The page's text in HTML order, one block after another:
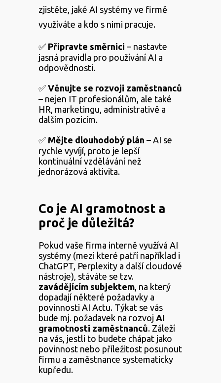
zjistěte, jaké AI systémy ve firmě
využíváte a kdo s nimi pracuje.
✅ Připravte směrnici – nastavte
jasná pravidla pro používání AI a
odpovědnosti.
✅ Věnujte se rozvoji zaměstnanců
– nejen IT profesionálům, ale také
HR, marketingu, administrativě a
dalším pozicím.
✅ Mějte dlouhodobý plán – AI se
rychle vyvíjí, proto je lepší
kontinuální vzdělávání než
jednorázová aktivita.
Co je AI gramotnost a
proč je důležitá?
Pokud vaše firma interně využívá AI
systémy (mezi které patří například i
ChatGPT, Perplexity a další cloudové
nástroje), stáváte se tzv.
zavádějícím subjektem , na který
dopadají některé požadavky a
povinnosti AI Actu. Týkat se vás
bude mj. požadavek na rozvoj AI
gramotnosti zaměstnanců. Záleží
na vás, jestli to budete chápat jako
povinnost nebo příležitost posunout
firmu a zaměstnance systematicky
kupředu.